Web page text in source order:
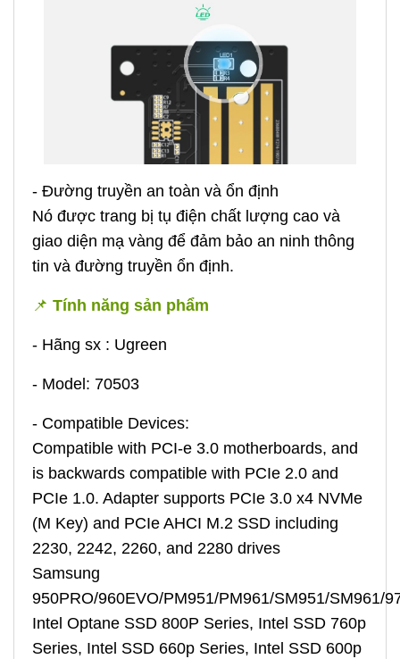
- Đường truyền an toàn và ổn định
Nó được trang bị tụ điện chất lượng cao và
giao diện mạ vàng để đảm bảo an ninh thông
tin và đường truyền ổn định.
📌 Tính năng sản phẩm
- Hãng sx : Ugreen
- Model: 70503
- Compatible Devices:
Compatible with PCI-e 3.0 motherboards, and
is backwards compatible with PCIe 2.0 and
PCIe 1.0. Adapter supports PCIe 3.0 x4 NVMe
(M Key) and PCIe AHCI M.2 SSD including
2230, 2242, 2260, and 2280 drives
Samsung
950PRO/960EVO/PM951/PM961/SM951/SM961/
Intel Optane SSD 800P Series, Intel SSD 760p
Series, Intel SSD 660p Series, Intel SSD 600p